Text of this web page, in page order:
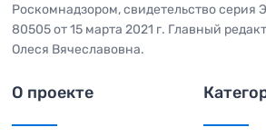
Роскомнадзором, свидетельство
80505 от 15 марта 2021 г. Главный
Олеся Вячеславовна.
О проекте